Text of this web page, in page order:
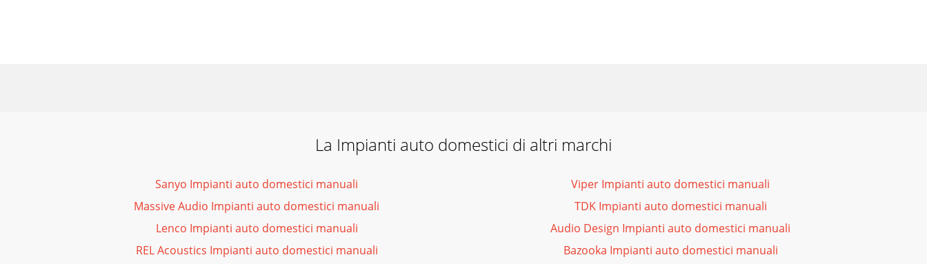
La Impianti auto domestici di altri marchi
Sanyo Impianti auto domestici manuali
Massive Audio Impianti auto domestici manuali
Lenco Impianti auto domestici manuali
REL Acoustics Impianti auto domestici manuali
Viper Impianti auto domestici manuali
TDK Impianti auto domestici manuali
Audio Design Impianti auto domestici manuali
Bazooka Impianti auto domestici manuali